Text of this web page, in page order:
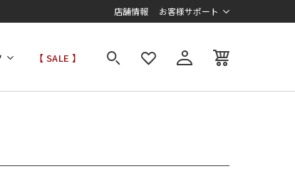
店舗情報 お客様サポート
【 SALE 】